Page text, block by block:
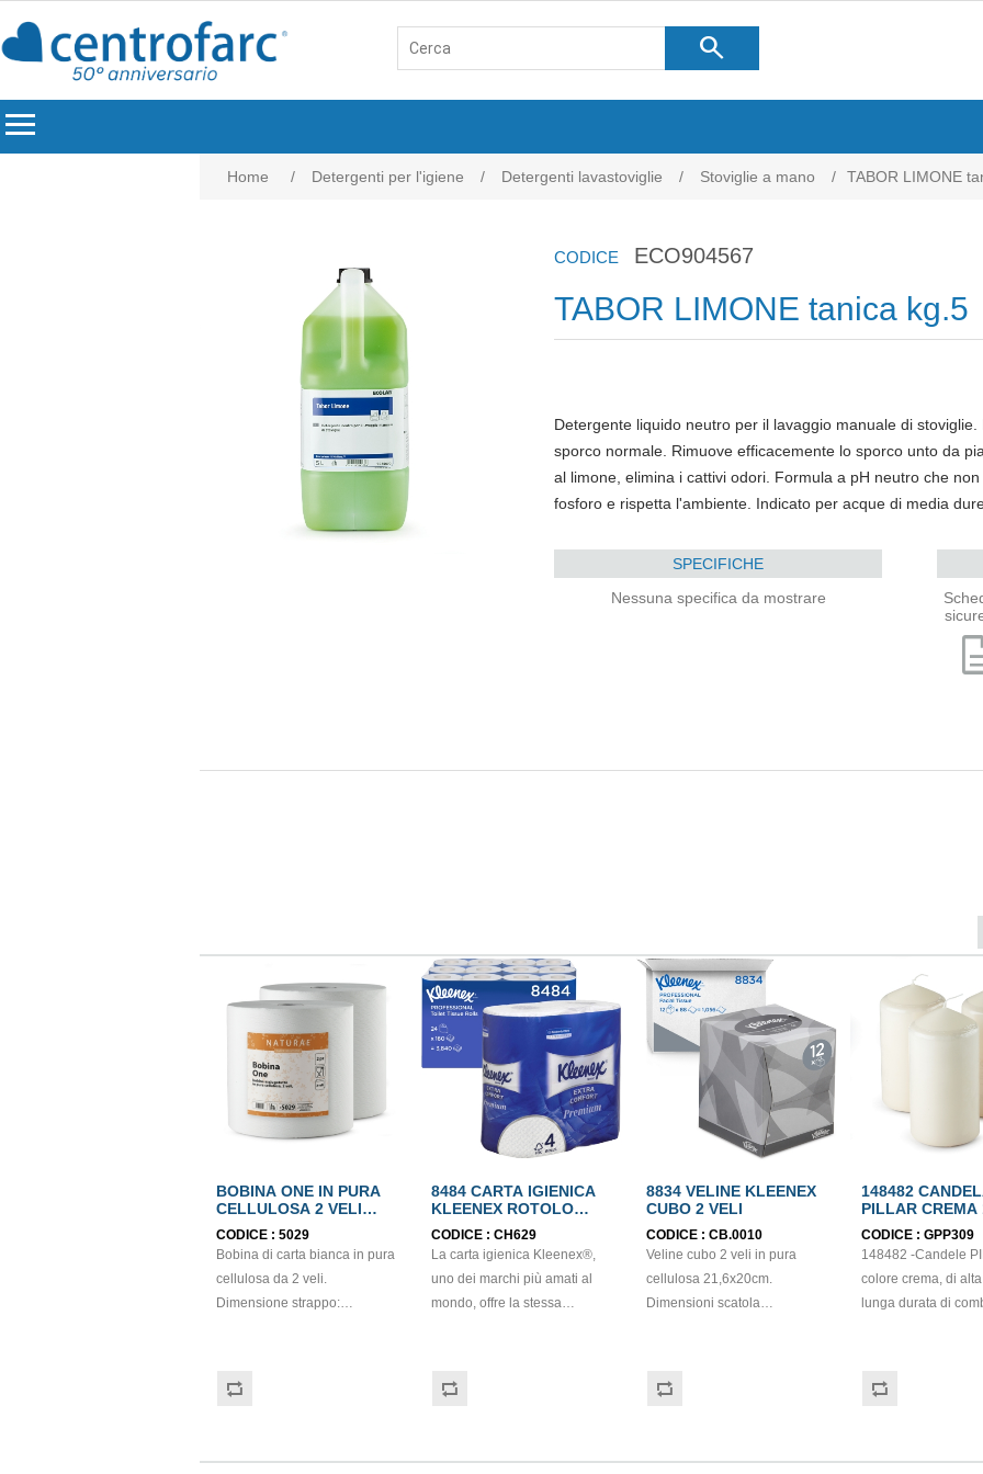
search
menu
Home / Detergenti per l'igiene / Detergenti lavastoviglie / Stoviglie a mano / TABOR LIMONE
CODICE ECO904567
TABOR LIMONE tanica kg.5
Detergente liquido neutro per il lavaggio manuale di
sporco normale. Rimuove efficacemente lo sporco unto da
al limone, elimina i cattivi odori. Formula a pH neutro che
fosforo e rispetta l'ambiente. Indicato per acque di media
SPECIFICHE
Nessuna specifica da mostrare
BOBINA ONE IN PURA
CELLULOSA 2 VELI
ECOLABEL
CODICE : 5029
Bobina di carta bianca in pura
cellulosa da 2 veli.
Dimensione strappo:
8484 CARTA IGIENICA
KLEENEX ROTOLO
PICCOLO PURA FIBRA 4
VELI
CODICE : CH629
La carta igienica Kleenex®,
uno dei marchi più amati al
mondo, offre la stessa
elevata che offre agli utenti
8834 VELINE KLEENEX
CUBO 2 VELI
CODICE : CB.0010
Veline cubo 2 veli in pura
cellulosa 21,6x20cm.
Dimensioni scatola
contenere i costi grazie al
148482
PILLAR CREMA
CODICE : GPP309
148482 -Candele
colore crema, di
lunga durata di
caratterizzano per elevata